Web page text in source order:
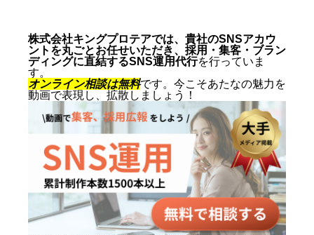
株式会社キングプロテアでは、貴社のSNSアカウ
ントを丸ごとお任せいただき、採用・集客・ブラン
ディングに直結するSNS運用代行を行っていま
す。
オンライン相談は無料です。今こそあたなの魅力を
動画で表現し、拡散しましょう！